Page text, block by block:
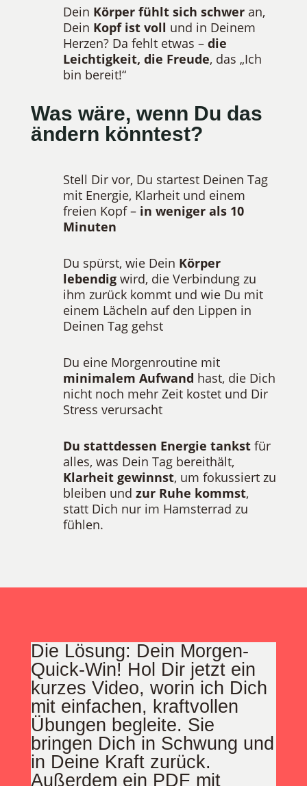
Dein Körper fühlt sich schweran,
Dein Kopf ist voll und in Deinem
Herzen? Da fehlt etwas – die
Leichtigkeit, die Freude, das „Ich
bin bereit!“
Was wäre, wenn Du das
ändern könntest?
Stell Dir vor, Du startest Deinen Tag
mit Energie, Klarheit und einem
freien Kopf – in weniger als 10
Minuten
Du spürst, wie Dein Körper
lebendigwird, die Verbindung zu
ihm zurück kommt und wie Du mit
einem Lächeln auf den Lippen in
Deinen Tag gehst
Du eine Morgenroutine mit
minimalem Aufwand hast, die Dich
nicht noch mehr Zeit kostet und Dir
Stress verursacht
Du stattdessen Energie tankstfür
alles, was Dein Tag bereithält,
Klarheit gewinnst, um fokussiert zu
bleiben und zur Ruhe kommst,
statt Dich nur im Hamsterrad zu
fühlen.
Die Lösung: Dein Morgen-
Quick-Win! Hol Dir jetzt ein
kurzes Video, worin ich Dich
mit einfachen, kraftvollen
Übungen begleite. Sie
bringen Dich in Schwung und
in Deine Kraft zurück.
Außerdem ein PDF mit